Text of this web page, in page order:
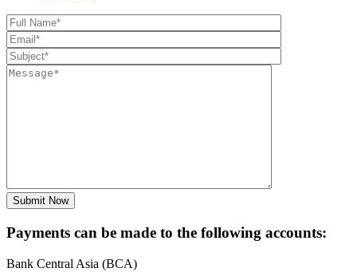
Payments can be made to the following accounts:
Bank Central Asia (BCA)